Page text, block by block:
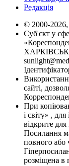
Редакція
© 2000-2026,
Суб'єкт у
сайті,
При
і світу» ,
відкрите
Посилання
повного або
розміщена в